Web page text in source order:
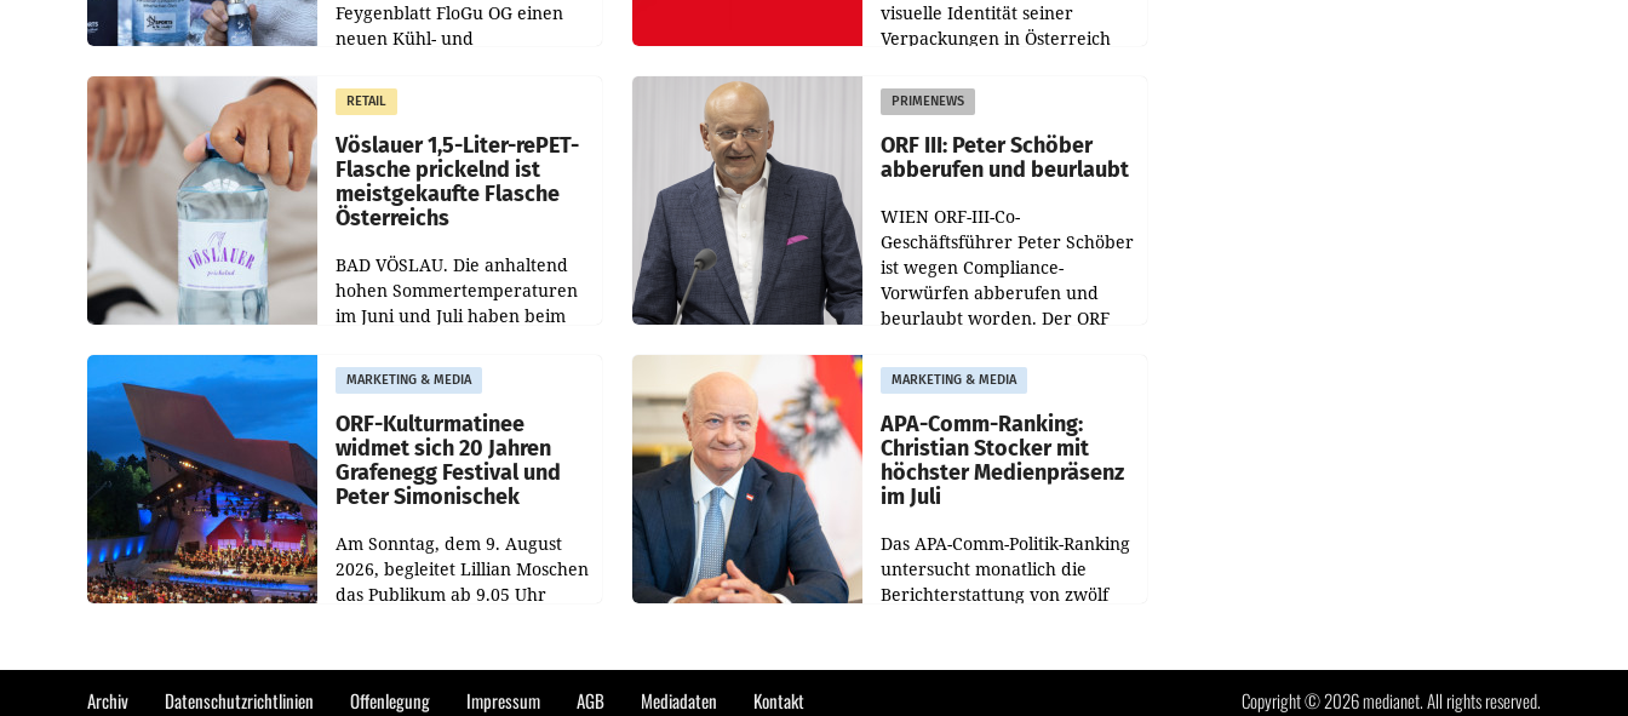
Feygenblatt FloGu OG einen
neuen Kühl- und
Markt. Das Produkt namens
„Keep Cool“ ist zu 100 Prozent
visuelle Identität seiner
Verpackungen in Österreich
Redesigns stehen zentrale
Gestaltungselemente
RETAIL
Vöslauer 1,5-Liter-rePET-
Flasche prickelnd ist
meistgekaufte Flasche
Österreichs
BAD VÖSLAU. Die anhaltend
hohen Sommertemperaturen
im Juni und Juli haben beim
Getränkehersteller Vöslauer zu
deutlichen Absatzzuwächsen
geführt. Während
PRIMENEWS
ORF III: Peter Schöber
abberufen und beurlaubt
WIEN ORF-III-Co-
Geschäftsführer Peter Schöber
ist wegen Compliance-
Vorwürfen abberufen und
beurlaubt worden. Der ORF
entsprechende
Medienberichte.
MARKETING & MEDIA
ORF-Kulturmatinee
widmet sich 20 Jahren
Grafenegg Festival und
Peter Simonischek
Am Sonntag, dem 9. August
2026, begleitet Lillian Moschen
das Publikum ab 9.05 Uhr
startet mit der Dokumentation
„20 Jahre Grafenegg
MARKETING & MEDIA
APA-Comm-Ranking:
Christian Stocker mit
höchster Medienpräsenz
im Juli
Das APA-Comm-Politik-Ranking
untersucht monatlich die
Berichterstattung von zwölf
welche Politikerinnen und
Archiv Datenschutzrichtlinien Offenlegung Impressum AGB Mediadaten Kontakt Copyright © 2026 medianet. All rights reserved.